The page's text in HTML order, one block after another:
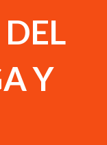
Y